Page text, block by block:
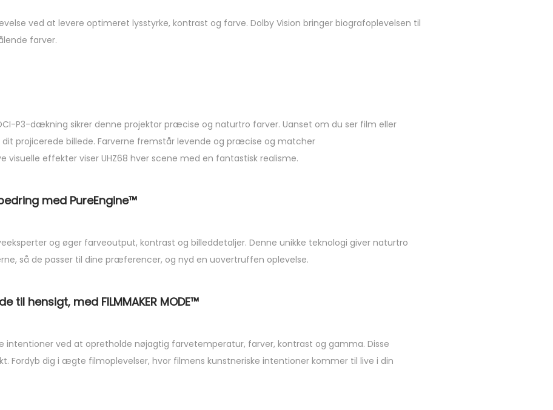
ved at levere optimeret lysstyrke, kontrast og farve. Dolby Vision bringer biografoplevelsen til
farver.
P3-dækning sikrer denne projektor præcise og naturtro farver. Uanset om du ser film eller
dit projicerede billede. Farverne fremstår levende og præcise og matcher
effekter viser UHZ68 hver scene med en fantastisk realisme.
med PureEngine™
og øger farveoutput, kontrast og billeddetaljer. Denne unikke teknologi giver naturtro
så de passer til dine præferencer, og nyd en uovertruffen oplevelse.
hensigt, med FILMMAKER MODE™
intentioner ved at opretholde nøjagtig farvetemperatur, farver, kontrast og gamma. Disse
Fordyb dig i ægte filmoplevelser, hvor filmens kunstneriske intentioner kommer til live i din